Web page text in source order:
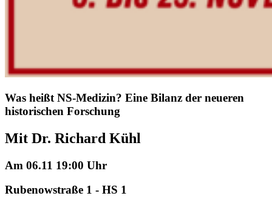
Was heißt NS-Medizin? Eine Bilanz der neueren
historischen Forschung
Mit Dr. Richard Kühl
Am 06.11 19:00 Uhr
Rubenowstraße 1 - HS 1